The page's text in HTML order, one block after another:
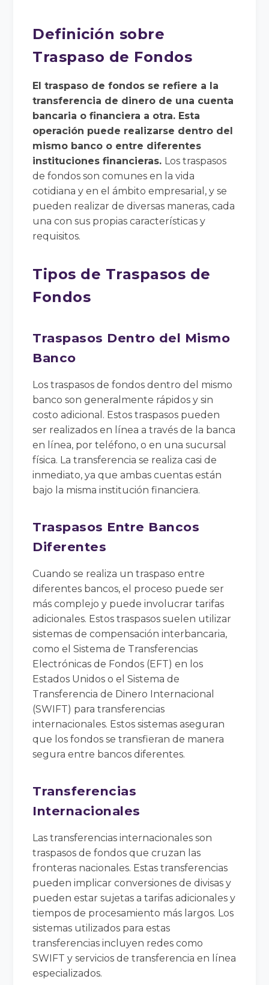
Definición sobre
Traspaso de Fondos
El traspaso de fondos se refiere a la
transferencia de dinero de una cuenta
bancaria o financiera a otra. Esta
operación puede realizarse dentro del
mismo banco o entre diferentes
instituciones financieras. Los traspasos
de fondos son comunes en la vida
cotidiana y en el ámbito empresarial, y se
pueden realizar de diversas maneras, cada
una con sus propias características y
requisitos.
Tipos de Traspasos de
Fondos
Traspasos Dentro del Mismo
Banco
Los traspasos de fondos dentro del mismo
banco son generalmente rápidos y sin
costo adicional. Estos traspasos pueden
ser realizados en línea a través de la banca
en línea, por teléfono, o en una sucursal
física. La transferencia se realiza casi de
inmediato, ya que ambas cuentas están
bajo la misma institución financiera.
Traspasos Entre Bancos
Diferentes
Cuando se realiza un traspaso entre
diferentes bancos, el proceso puede ser
más complejo y puede involucrar tarifas
adicionales. Estos traspasos suelen utilizar
sistemas de compensación interbancaria,
como el Sistema de Transferencias
Electrónicas de Fondos (EFT) en los
Estados Unidos o el Sistema de
Transferencia de Dinero Internacional
(SWIFT) para transferencias
internacionales. Estos sistemas aseguran
que los fondos se transfieran de manera
segura entre bancos diferentes.
Transferencias
Internacionales
Las transferencias internacionales son
traspasos de fondos que cruzan las
fronteras nacionales. Estas transferencias
pueden implicar conversiones de divisas y
pueden estar sujetas a tarifas adicionales y
tiempos de procesamiento más largos. Los
sistemas utilizados para estas
transferencias incluyen redes como
SWIFT y servicios de transferencia en línea
especializados.